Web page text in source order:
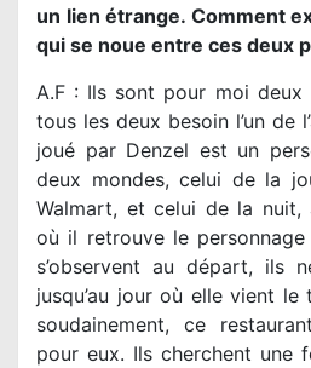
un lien étrange. Comment
qui se noue entre ces deux
A.F : Ils sont pour moi deux
tous les deux besoin l’un de
joué par Denzel est un
deux mondes, celui de la
Walmart, et celui de la nuit,
où il retrouve le
s’observent au départ, ils
jusqu’au jour où elle vient
soudainement, ce
pour eux. Ils cherchent une